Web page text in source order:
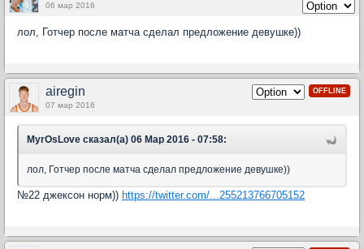
06 мар 2016
лол, Готчер после матча сделал предложение девушке))
OFFLINE
airegin
07 мар 2016
MyrOsLove сказал(а) 06 Мар 2016 - 07:58:
лол, Готчер после матча сделал предложение девушке))
№22 джексон норм)) https://twitter.com/...255213766705152